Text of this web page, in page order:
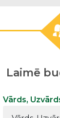
Laimē
Vārds,